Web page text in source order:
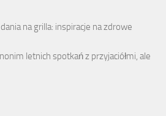
na grilla: inspiracje na zdrowe
letnich spotkań z przyjaciółmi, ale